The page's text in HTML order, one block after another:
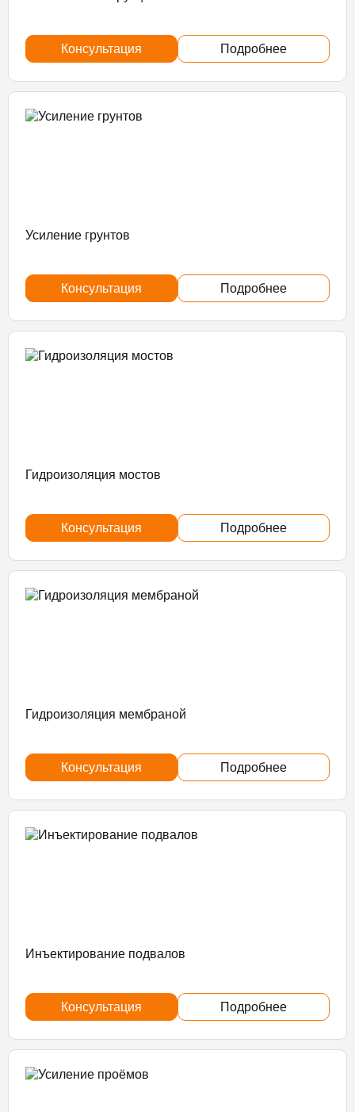
Консультация Подробнее
Усиление грунтов
Консультация Подробнее
Гидроизоляция мостов
Консультация Подробнее
Гидроизоляция мембраной
Консультация Подробнее
Инъектирование подвалов
Консультация Подробнее